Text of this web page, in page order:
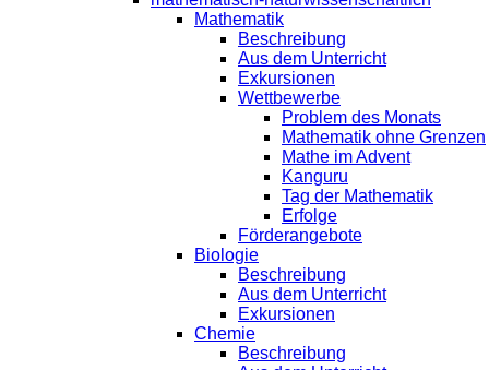
Mathematik
Beschreibung
Aus dem Unterricht
Exkursionen
Wettbewerbe
Problem des Monats
Mathematik ohne Grenzen
Mathe im Advent
Kanguru
Tag der Mathematik
Erfolge
Förderangebote
Biologie
Beschreibung
Aus dem Unterricht
Exkursionen
Chemie
Beschreibung